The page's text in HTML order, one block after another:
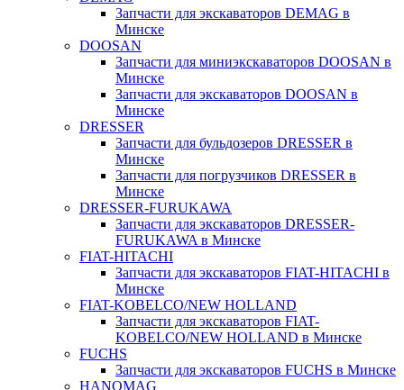
Запчасти для экскаваторов DEMAG в
Минске
DOOSAN
Запчасти для миниэкскаваторов DOOSAN в
Минске
Запчасти для экскаваторов DOOSAN в
Минске
DRESSER
Запчасти для бульдозеров DRESSER в
Минске
Запчасти для погрузчиков DRESSER в
Минске
DRESSER-FURUKAWA
Запчасти для экскаваторов DRESSER-
FURUKAWA в Минске
FIAT-HITACHI
Запчасти для экскаваторов FIAT-HITACHI в
Минске
FIAT-KOBELCO/NEW HOLLAND
Запчасти для экскаваторов FIAT-
KOBELCO/NEW HOLLAND в Минске
FUCHS
Запчасти для экскаваторов FUCHS в Минске
HANOMAG